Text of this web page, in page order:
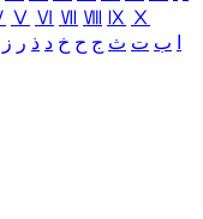
Ⅴ Ⅵ Ⅶ Ⅷ Ⅸ Ⅹ
ب ت ث ج ح خ د ذ ر ز